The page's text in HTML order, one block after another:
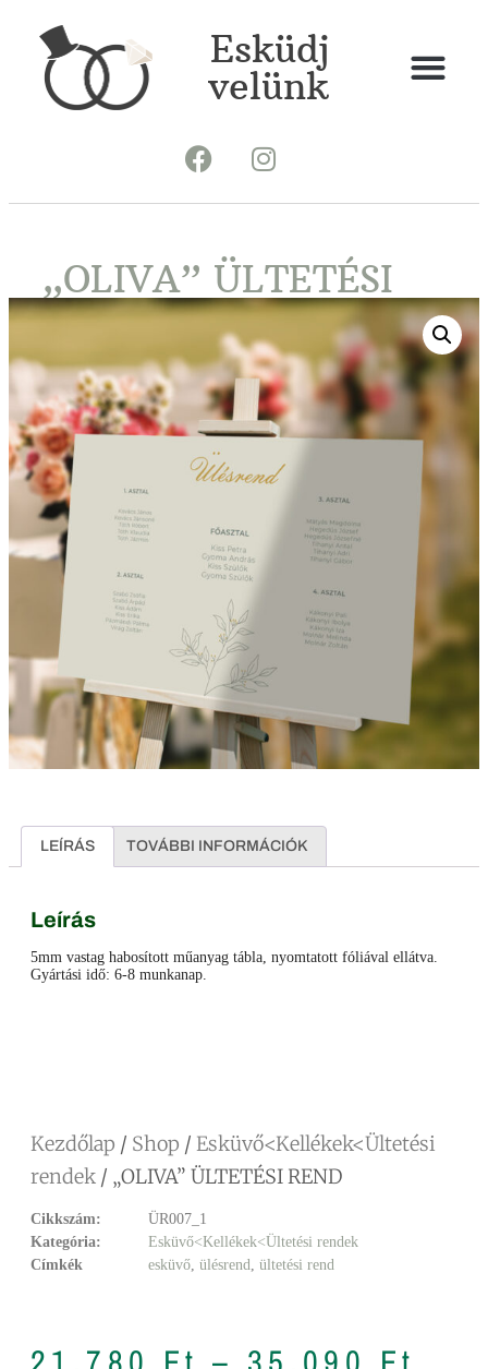
Esküdj
velünk
„OLIVA” ÜLTETÉSI
REND
LEÍRÁS TOVÁBBI INFORMÁCIÓK
Leírás
5mm vastag habosított műanyag tábla, nyomtatott fóliával ellátva.
Gyártási idő: 6-8 munkanap.
Kezdőlap / Shop / Esküvő<Kellékek<Ültetési
rendek / „OLIVA” ÜLTETÉSI REND
Cikkszám:
ÜR007_1
Kategória:
Esküvő<Kellékek<Ültetési rendek
Címkék
esküvő, ülésrend, ültetési rend